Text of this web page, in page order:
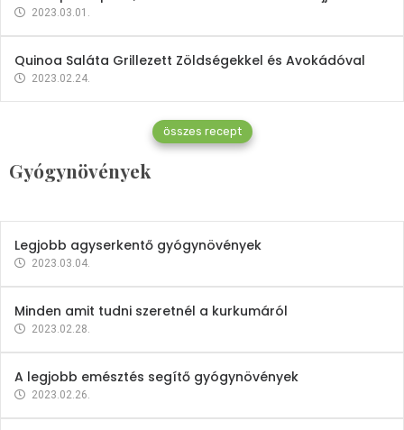
2023.03.01.
Quinoa Saláta Grillezett Zöldségekkel és Avokádóval
2023.02.24.
összes recept
Gyógynövények
Gyógynövények
Mindent a petrezselyemről
2023.12.21.
Legjobb agyserkentő gyógynövények
2023.03.04.
Minden amit tudni szeretnél a kurkumáról
2023.02.28.
A legjobb emésztés segítő gyógynövények
2023.02.26.